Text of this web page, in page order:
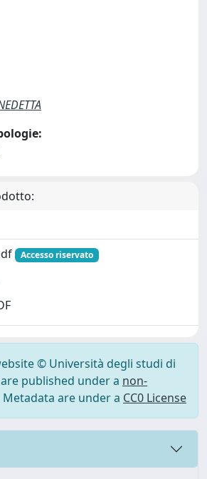
Accesso riservato
© Università degli studi di
published under a non-
Metadata are under a CC0 License